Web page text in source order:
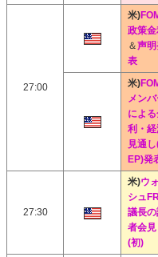
27:00
米)
政策金
＆声
表
米)
メン
によ
利・
見通
EP)発
27:30
米)ウ
シュ
議長
者会見
(初)